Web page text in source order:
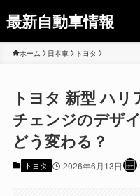
最新自動車情報
ホーム 日本車 トヨタ
トヨタ 新型 ハ
チェンジのデザ
どう変わる？
トヨタ 2026年6月13日